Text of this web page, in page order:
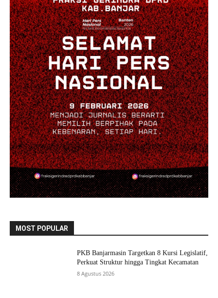
MOST POPULAR
PKB Banjarmasin Targetkan 8 Kursi Legislatif,
Perkuat Struktur hingga Tingkat Kecamatan
8 Agustus 2026